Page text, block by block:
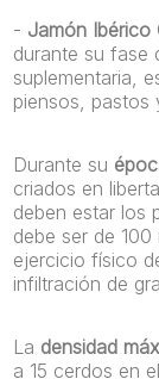
- Jamón Ibérico
durante su fase
suplementaria,
piensos, pastos
Durante su
criados en
deben estar los
debe ser de
ejercicio físico
infiltración de
La densidad
a 15 cerdos en